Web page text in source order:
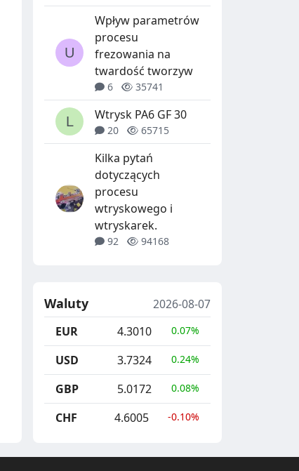
Wpływ parametrów
procesu
frezowania na
twardość tworzyw
6 35741
Wtrysk PA6 GF 30
20 65715
Kilka pytań
dotyczących
procesu
wtryskowego i
wtryskarek.
92 94168
Waluty
2026-08-07
EUR
4.3010 0.07%
USD 3.7324 0.24%
GBP 5.0172 0.08%
CHF 4.6005 -0.10%